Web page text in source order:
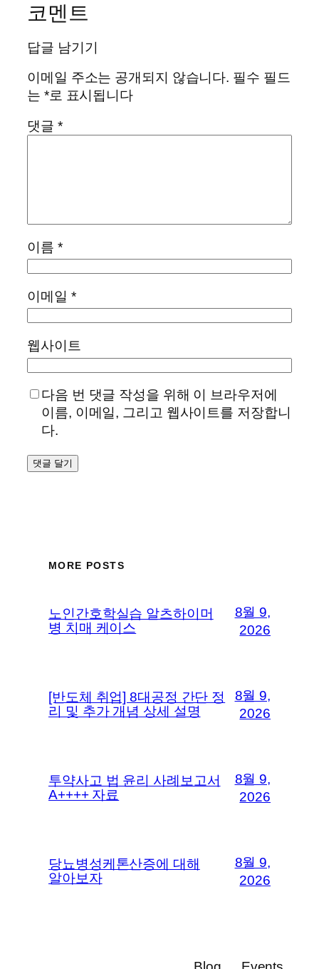
코멘트
답글 남기기
이메일 주소는 공개되지 않습니다. 필수 필드
는 *로 표시됩니다
댓글 *
이름 *
이메일 *
웹사이트
다음 번 댓글 작성을 위해 이 브라우저에
이름, 이메일, 그리고 웹사이트를 저장합니
다.
MORE POSTS
노인간호학실습 알츠하이머
병 치매 케이스
8월 9,
2026
[반도체 취업] 8대공정 간단 정
리 및 추가 개념 상세 설명
8월 9,
2026
투약사고 법 윤리 사례보고서
A++++ 자료
8월 9,
2026
당뇨병성케톤산증에 대해
알아보자
8월 9,
2026